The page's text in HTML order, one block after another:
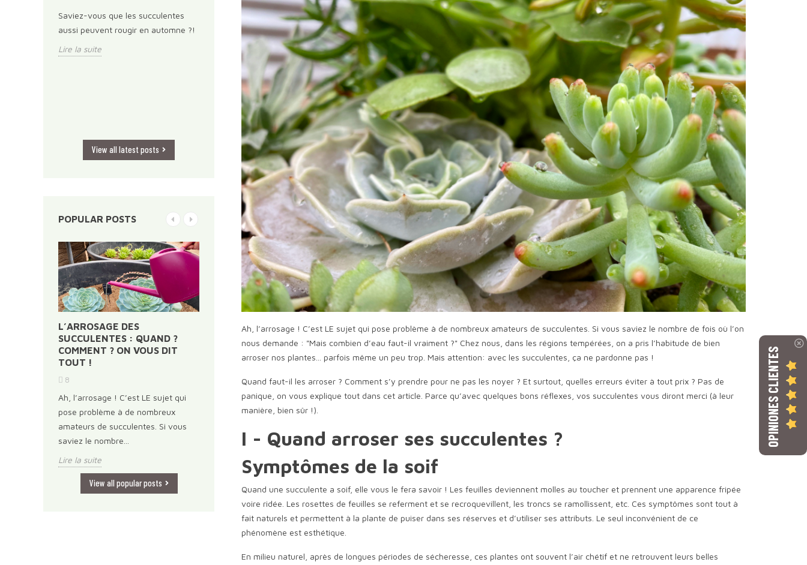
Saviez-vous que les succulentes
aussi peuvent rougir en automne ?!
Lire la suite
L'ENGRAIS SUR SES
SUCCULENTES ? ON VOUS
DONNE NOTRE AVIS
fdzgfrz
Lire la suite
EN MINI-COMPOSITION DE
BOUTURES DE SUCCULENTES
dvbvhjbfzjvefz
Lire la suite
SUCCULENTES : QUAND ?
COMMENT ? ON VOUS DIT
TOUT !
8
Ah, l’arrosage ! C’est LE sujet qui
pose problème à de nombreux
amateurs de succulentes. Si vous
saviez le nombre...
Lire la suite
POT
1
résistantes et ultra faciles à
mais pour qu’elles soient en
forme, il y...
Lire la suite
View all latest posts
POPULAR POSTS
L’ARROSAGE DES
SUCCULENTES : QUAND ?
COMMENT ? ON VOUS DIT
TOUT !
8
Ah, l’arrosage ! C’est LE sujet qui
pose problème à de nombreux
amateurs de succulentes. Si vous
saviez le nombre...
Lire la suite
LES SUCCULENTES : UN
VOYAGE AUX ORIGINES DE
vaste que fascinant. Que vous les
aimiez pour leur beauté unique,
Lire la suite
SUBSTRAT, REMPOTAGE ET
POT
1
résistantes et ultra faciles à vivre…
mais pour qu’elles soient en pleine
Lire la suite
FAUT-IL METTRE DE
L'ENGRAIS SUR SES
SUCCULENTES ? ON VOUS
DONNE NOTRE AVIS
1
fdzgfrz
RECYCLER UNE VIEILLE
EN MINI-COMPOSITION
BOUTURES DE
Lire la suite
View all popular posts
Ah, l’arrosage ! C’est LE sujet qui pose problème à de nombreux amateurs de succulentes. Si vous saviez le nombre de fois où l’on
nous demande : "Mais combien d’eau faut-il vraiment ?" Chez nous, dans les régions tempérées, on a pris l’habitude de bien
arroser nos plantes... parfois même un peu trop. Mais attention: avec les succulentes, ça ne pardonne pas !
Quand faut-il les arroser ? Comment s’y prendre pour ne pas les noyer ? Et surtout, quelles erreurs éviter à tout prix ? Pas de
panique, on vous explique tout dans cet article. Parce qu’avec quelques bons réflexes, vos succulentes vous diront merci (à leur
manière, bien sûr !).
I - Quand arroser ses succulentes ?
Symptômes de la soif
Quand une succulente a soif, elle vous le fera savoir ! Les feuilles deviennent molles au toucher et prennent une apparence fripée
voire ridée. Les rosettes de feuilles se referment et se recroquevillent, les troncs se ramollissent, etc. Ces symptômes sont tout à
fait naturels et permettent à la plante de puiser dans ses réserves et d’utiliser ses attributs. Le seul inconvénient de ce
phénomène est esthétique.
En milieu naturel, après de longues périodes de sécheresse, ces plantes ont souvent l’air chétif et ne retrouvent leurs belles
OPINIONES CLIENTES